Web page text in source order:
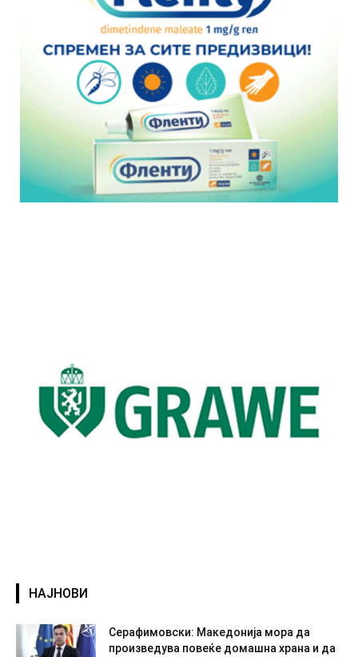
НАЈНОВИ
Серафимовски: Македонија мора да
произведува повеќе домашна храна и да